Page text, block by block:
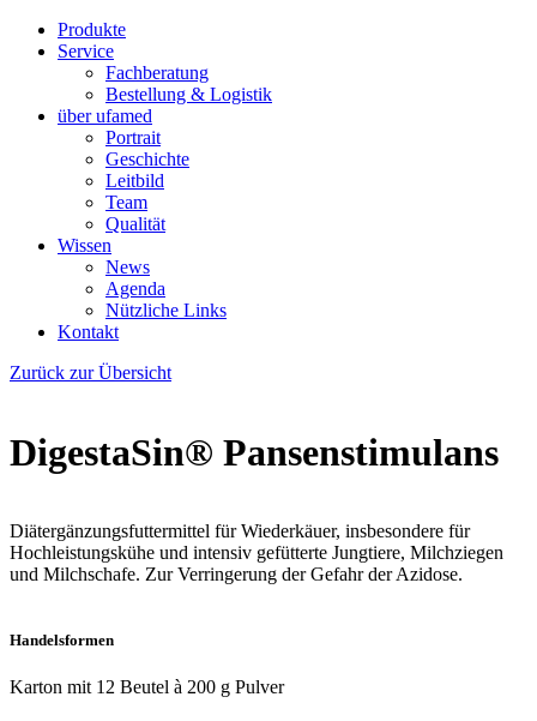
Produkte
Service
Fachberatung
Bestellung & Logistik
über ufamed
Portrait
Geschichte
Leitbild
Team
Qualität
Wissen
News
Agenda
Nützliche Links
Kontakt
Zurück zur Übersicht
DigestaSin® Pansenstimulans
Diätergänzungsfuttermittel für Wiederkäuer, insbesondere für
Hochleistungskühe und intensiv gefütterte Jungtiere, Milchziegen
und Milchschafe. Zur Verringerung der Gefahr der Azidose.
Handelsformen
Karton mit 12 Beutel à 200 g Pulver